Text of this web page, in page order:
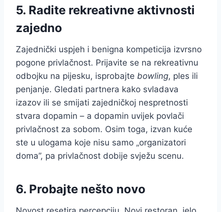
5. Radite rekreativne aktivnosti
zajedno
Zajednički uspjeh i benigna kompeticija izvrsno
pogone privlačnost. Prijavite se na rekreativnu
odbojku na pijesku, isprobajte bowling, ples ili
penjanje. Gledati partnera kako svladava
izazov ili se smijati zajedničkoj nespretnosti
stvara dopamin – a dopamin uvijek povlači
privlačnost za sobom. Osim toga, izvan kuće
ste u ulogama koje nisu samo „organizatori
doma”, pa privlačnost dobije svježu scenu.
6. Probajte nešto novo